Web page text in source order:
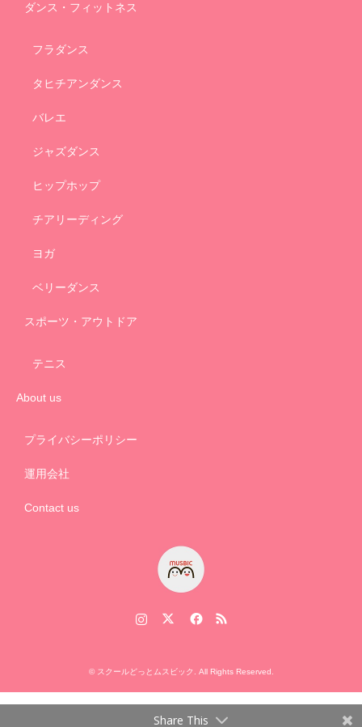
ダンス・フィットネス
フラダンス
タヒチアンダンス
バレエ
ジャズダンス
ヒップホップ
チアリーディング
ヨガ
ベリーダンス
スポーツ・アウトドア
テニス
About us
プライバシーポリシー
運用会社
Contact us
RSS
© スクールどっとムスビック . All Rights Reserved.
Share This